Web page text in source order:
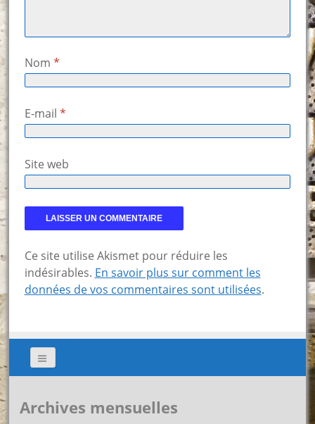
Nom *
E-mail *
Site web
Ce site utilise Akismet pour réduire les
indésirables. En savoir plus sur comment les
données de vos commentaires sont utilisées.
Archives mensuelles